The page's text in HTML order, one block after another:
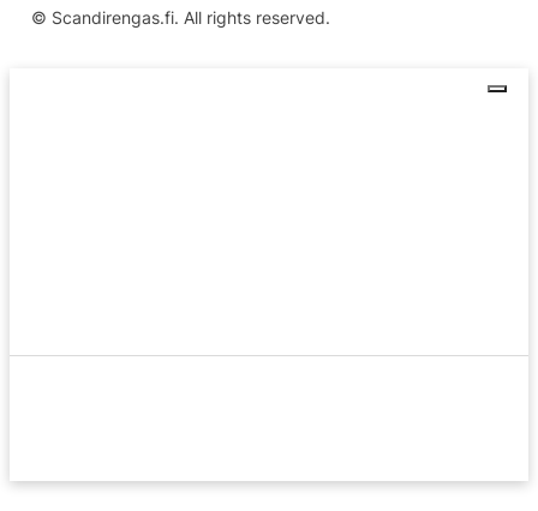
© Scandirengas.fi. All rights reserved.